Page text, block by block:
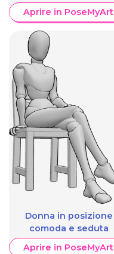
Aprire in PoseMyArt
Donna in posizione
comoda e seduta
Aprire in PoseMyArt